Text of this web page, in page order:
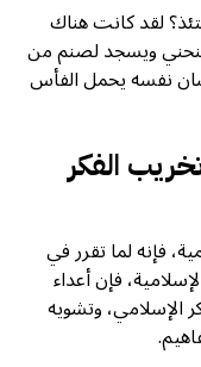
لقد كانت هناك
ينحني ويسجد لصنم من
نفسه يحمل الفأس
الفكر
فإنه لما تقرر في
فإن أعداء
الإسلامي، وتشويه